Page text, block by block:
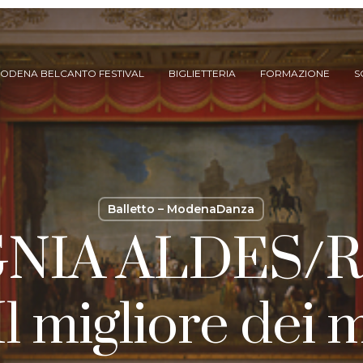
ARCHIVIO SPETTACOLI
(DAL 2023/’24)
ARCHIVIO STORICO
(FINO AL 2022/’23)
BELCANTO FESTIVAL BIGLIETTERIA FORMAZIONE
Balletto – ModenaDanza
ALDES/
migliore dei